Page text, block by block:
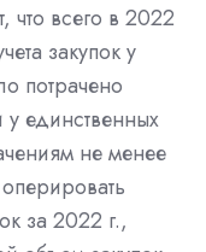
всего в 2022
закупок у
потрачено
единственных
не менее
за 2022 г.,